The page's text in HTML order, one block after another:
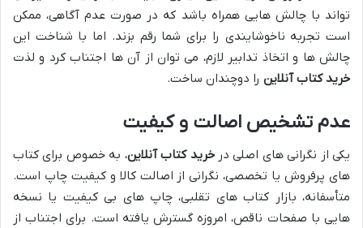
تواند با چالش هایی همراه باشد که در صورت عدم آگاهی، ممکن
است تجربه ناخوشایندی را برای شما رقم بزند. اما با شناخت این
چالش ها و اتخاذ تدابیر لازم، می توان از آن ها اجتناب کرد و لذت
خرید کتاب آنلاین را دوچندان ساخت.
عدم تشخیص اصالت و کیفیت
یکی از نگرانی های اصلی درخرید کتاب آنلاین، به خصوص برای کتاب
های پرفروش یا تخصصی، نگرانی از اصالت کالا و کیفیت چاپ است.
متأسفانه، بازار کتاب های تقلبی، چاپ های بی کیفیت یا نسخه
هایی با صفحات ناقص، امروزه گسترش یافته است. برای اجتناب از